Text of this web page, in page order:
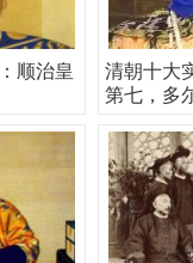
顺治皇
清朝十大
第七，多